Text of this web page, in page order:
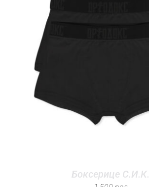
Боксерице С.И.К.